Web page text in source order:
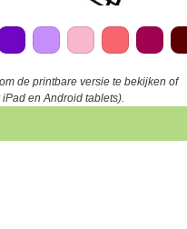
de printbare versie te bekijken of
en Android tablets).